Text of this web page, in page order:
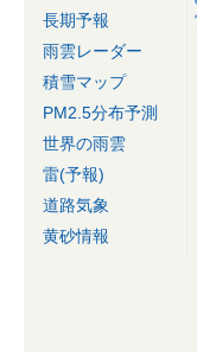
長期予報
雨雲レーダー
積雪マップ
PM2.5分布予測
世界の雨雲
雷(予報)
道路気象
黄砂情報